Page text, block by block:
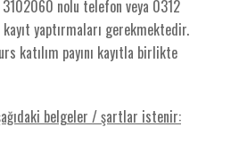
nolu telefon veya 0312
yaptırmaları gerekmektedir.
katılım payını kayıtla birlikte
belgeler / şartlar istenir: